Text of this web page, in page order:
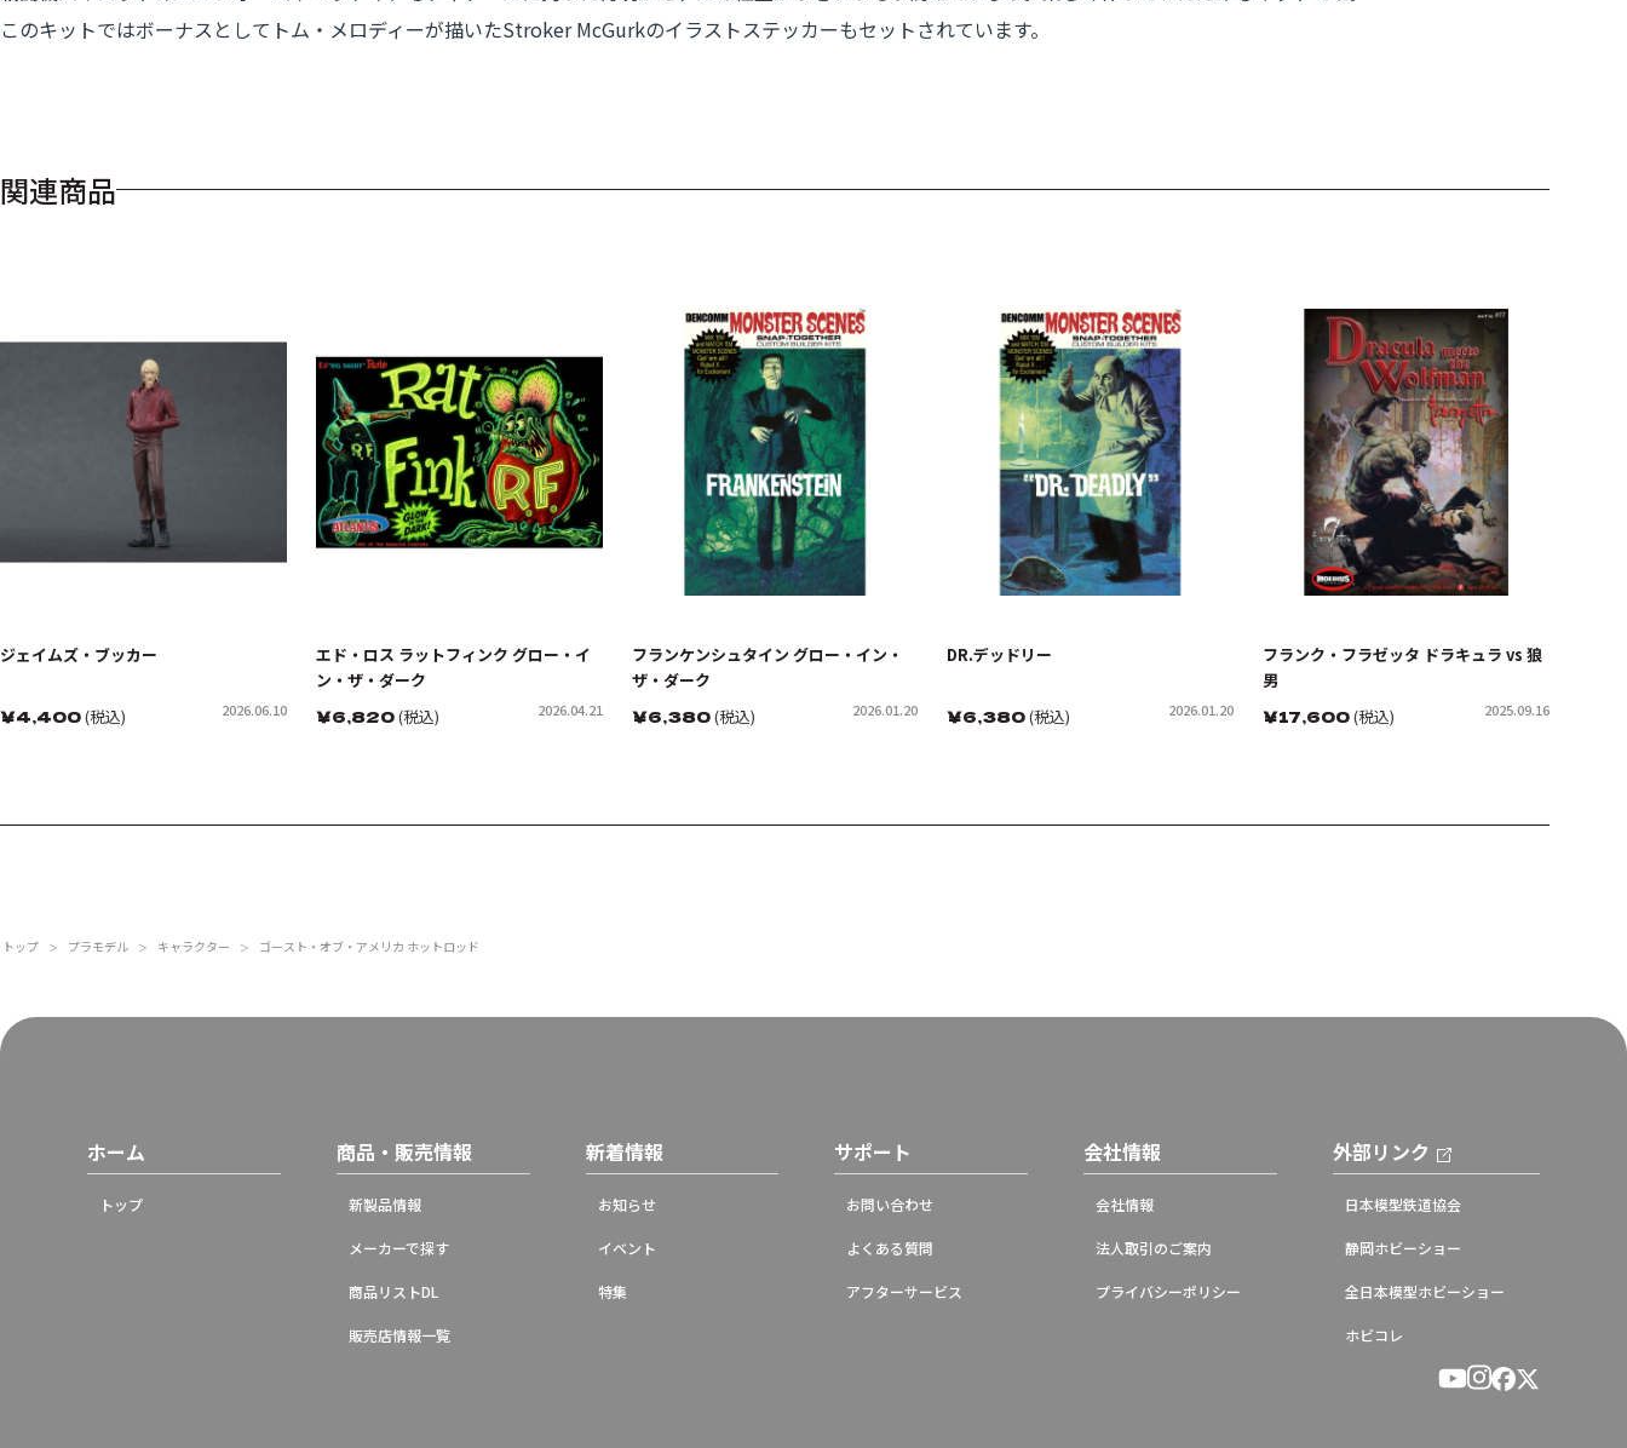
このキットではボーナスとしてトム・メロディーが描いたStroker McGurkのイラストステッカーもセットされています。
関連商品
ジェイムズ・ブッカー
￥4,400(税込) 2026.06.10
エド・ロス ラットフィンク グロー・イ
ン・ザ・ダーク
￥6,820(税込) 2026.04.21
フランケンシュタイン グロー・イン・
ザ・ダーク
￥6,380(税込) 2026.01.20
DR.デッドリー
￥6,380(税込) 2026.01.20
フランク・フラゼッタ ドラキュラ vs 狼
男
￥17,600(税込) 2025.09.16
トップ ＞ プラモデル ＞ キャラクター ＞ ゴースト・オブ・アメリカ ホットロッド
ホーム
トップ
商品・販売情報
新製品情報
メーカーで探す
商品リストDL
販売店情報一覧
新着情報
お知らせ
イベント
特集
サポート
お問い合わせ
よくある質問
アフターサービス
会社情報
会社情報
法人取引のご案内
プライバシーポリシー
外部リンク
日本模型鉄道協会
静岡ホビーショー
全日本模型ホビーショー
ホビコレ